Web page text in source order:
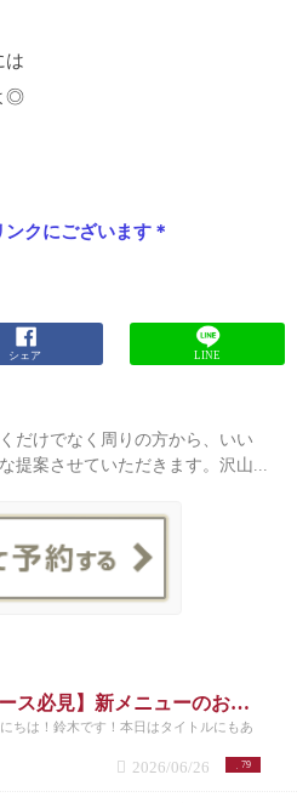
は
◎
クにございます＊
シェア LINE
だけでなく周りの方から、いい
提案させていただきます。沢山...
【レディース必見】新メニューのお知らせ
ちは！鈴木です！本日はタイトルにもあ
79
2026/06/26